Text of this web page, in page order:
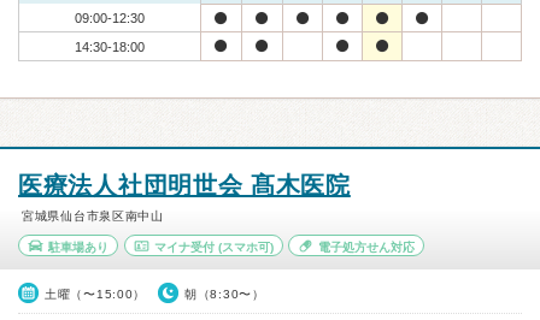
09:00-12:30
14:30-18:00
医療法人社団明世会 髙木医院
宮城県仙台市泉区南中山
駐車場あり マイナ受付(スマホ可) 電子処方せん対応
土曜（〜15:00） 朝（8:30〜）